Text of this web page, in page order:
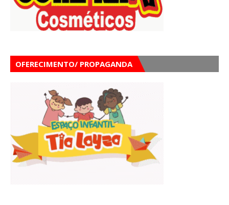
OFERECIMENTO/ PROPAGANDA